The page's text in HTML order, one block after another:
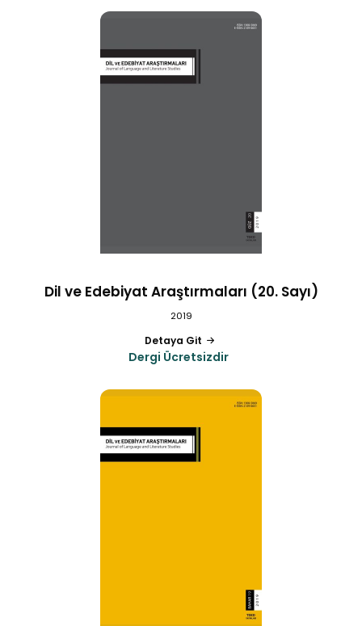
Dil ve Edebiyat Araştırmaları (20. Sayı)
2019
Detaya Git
Dergi Ücretsizdir